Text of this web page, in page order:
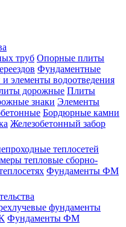
труб Опорные плиты
Фундаментные
элементы водоотведения
дорожные Плиты
знаки Элементы
Бордюрные камни
Железобетонный забор
теплосетей
тепловые сборно-
Фундаменты ФМ
фундаменты
Фундаменты ФМ